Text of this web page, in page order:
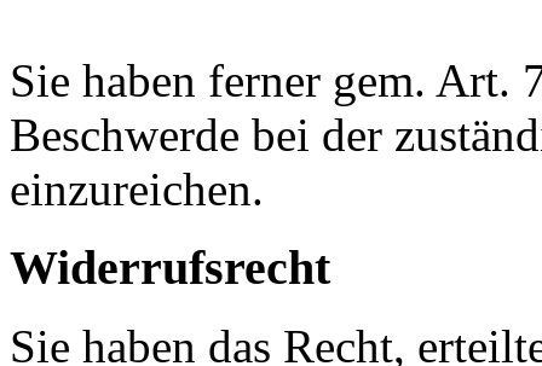
Sie haben ferner gem. Art.
Beschwerde bei der
einzureichen.
Widerrufsrecht
Sie haben das Recht,